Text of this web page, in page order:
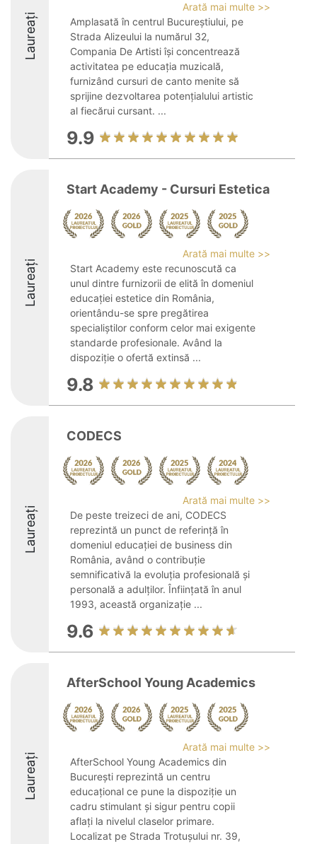
Laureați
Arată mai multe >>
Amplasată în centrul Bucureștiului, pe
Strada Alizeului la numărul 32,
Compania De Artisti își concentrează
activitatea pe educația muzicală,
furnizând cursuri de canto menite să
sprijine dezvoltarea potențialului artistic
al fiecărui cursant. ...
9.9
Laureați
Start Academy - Cursuri Estetica
Arată mai multe >>
Start Academy este recunoscută ca
unul dintre furnizorii de elită în domeniul
educației estetice din România,
orientându-se spre pregătirea
specialiștilor conform celor mai exigente
standarde profesionale. Având la
dispoziție o ofertă extinsă ...
9.8
Laureați
CODECS
Arată mai multe >>
De peste treizeci de ani, CODECS
reprezintă un punct de referință în
domeniul educației de business din
România, având o contribuție
semnificativă la evoluția profesională și
personală a adulților. Înființată în anul
1993, această organizație ...
9.6
Laureați
AfterSchool Young Academics
Arată mai multe >>
AfterSchool Young Academics din
București reprezintă un centru
educațional ce pune la dispoziție un
cadru stimulant și sigur pentru copii
aflați la nivelul claselor primare.
Localizat pe Strada Trotușului nr. 39,